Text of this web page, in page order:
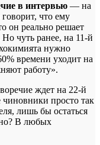
в интервью — на
что ему
он реально решает
чуть ранее, на 11-й
нужно
времени уходит на
работу».
ждет на 22-й
просто так
лишь бы остаться
В любых